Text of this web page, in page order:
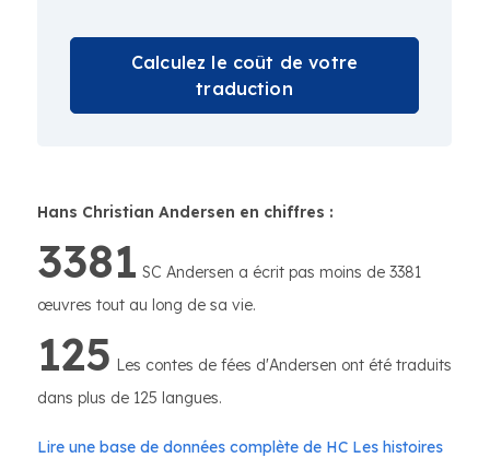
Calculez le coût de votre
traduction
Hans Christian Andersen en chiffres :
3381 SC Andersen a écrit pas moins de 3381
œuvres tout au long de sa vie.
125 Les contes de fées d'Andersen ont été traduits
dans plus de 125 langues.
Lire une base de données complète de HC Les histoires